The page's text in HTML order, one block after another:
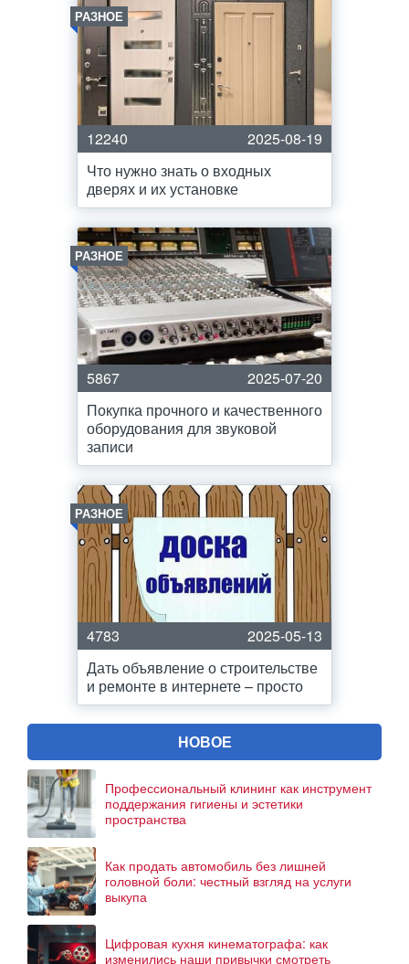
РАЗНОЕ
12240
2025-08-19
Что нужно знать о входных
дверях и их установке
РАЗНОЕ
5867
2025-07-20
Покупка прочного и качественного
оборудования для звуковой
записи
РАЗНОЕ
4783
2025-05-13
Дать объявление о строительстве
и ремонте в интернете – просто
НОВОЕ
Профессиональный клининг как инструмент
поддержания гигиены и эстетики
пространства
Как продать автомобиль без лишней
головной боли: честный взгляд на услуги
выкупа
Цифровая кухня кинематографа: как
изменились наши привычки смотреть